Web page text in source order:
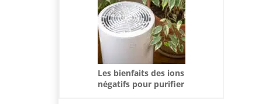
Les bienfaits des ions
négatifs pour purifier